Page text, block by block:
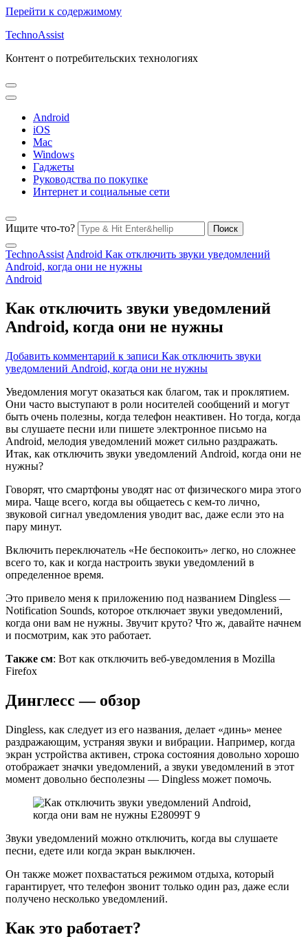
Перейти к содержимому
TechnoAssist
Контент о потребительских технологиях
Android
iOS
Mac
Windows
Гаджеты
Руководства по покупке
Интернет и социальные сети
Ищите что-то?
TechnoAssist Android Как отключить звуки уведомлений
Android, когда они не нужны
Android
Как отключить звуки уведомлений
Android, когда они не нужны
Добавить комментарий к записи Как отключить звуки
уведомлений Android, когда они не нужны
Уведомления могут оказаться как благом, так и проклятием.
Они часто выступают в роли носителей сообщений и могут
быть очень полезны, когда телефон неактивен. Но тогда, когда
вы слушаете песни или пишете электронное письмо на
Android, мелодия уведомлений может сильно раздражать.
Итак, как отключить звуки уведомлений Android, когда они не
нужны?
Говорят, что смартфоны уводят нас от физического мира этого
мира. Чаще всего, когда вы общаетесь с кем-то лично,
звуковой сигнал уведомления уводит вас, даже если это на
пару минут.
Включить переключатель «Не беспокоить» легко, но сложнее
всего то, как и когда настроить звуки уведомлений в
определенное время.
Это привело меня к приложению под названием Dingless —
Notification Sounds, которое отключает звуки уведомлений,
когда они вам не нужны. Звучит круто? Что ж, давайте начнем
и посмотрим, как это работает.
Также см: Вот как отключить веб-уведомления в Mozilla
Firefox
Динглесс — обзор
Dingless, как следует из его названия, делает «динь» менее
раздражающим, устраняя звуки и вибрации. Например, когда
экран устройства активен, строка состояния довольно хорошо
отображает значки уведомлений, а звуки уведомлений в этот
момент довольно бесполезны — Dingless может помочь.
Звуки уведомлений можно отключить, когда вы слушаете
песни, едете или когда экран выключен.
Он также может похвастаться режимом отдыха, который
гарантирует, что телефон звонит только один раз, даже если
получено несколько уведомлений.
Как это работает?